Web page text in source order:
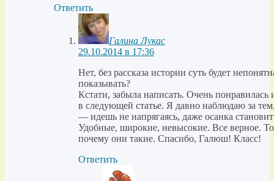
Ответить
Галина Лукас
29.10.2014 в 17:36
Нет, без рассказа истории суть будет
показывать?
Кстати, забыла написать. Очень
в следующей статье. Я давно наблюдаю за
— идешь не напрягаясь, даже осанка
Удобные, широкие, невысокие. Все верное.
почему они такие. Спасибо, Галюш! Класс!
Ответить